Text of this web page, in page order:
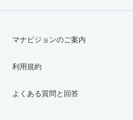
マナビジョンのご案内
利用規約
よくある質問と回答